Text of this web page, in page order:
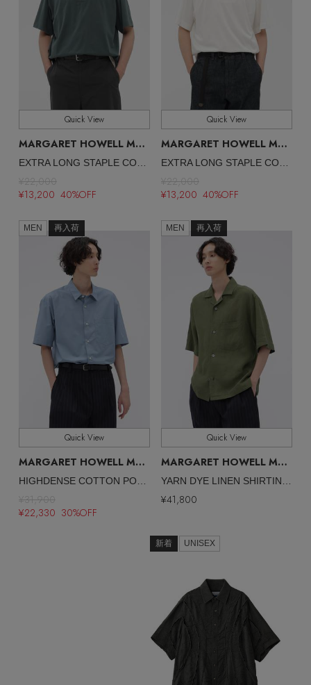
Stay in the Loop
ELLE SHOP 公式アプリ
Quick View
MARGARET HOWELL MEN /マーガレット・ハウエル メン
¥22,000
¥13,200 40%OFF
Quick View
MARGARET HOWELL MEN
¥22,000
¥13,200 40%OFF
MEN 再入荷
Quick View
MARGARET HOWELL MEN /マーガレット・ハウエル メン
¥31,900
¥22,330 30%OFF
MEN 再入荷
Quick View
MARGARET HOWELL MEN
¥41,800
新着 UNISEX